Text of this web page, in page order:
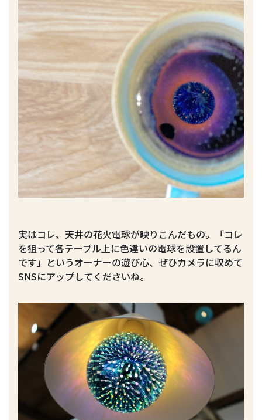
実はコレ、天井の花火電球が映りこんだもの。「コレ
を狙って各テーブル上に色違いの電球を設置してるん
です」というオーナーの遊び心、ぜひカメラに収めて
SNSにアップしてくださいね。